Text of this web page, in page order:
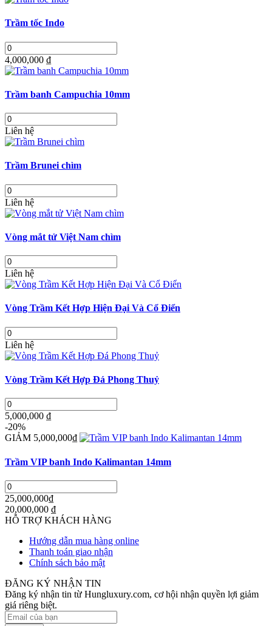
Trầm tốc Indo
4,000,000 ₫
Trầm banh Campuchia 10mm
Liên hệ
Trầm Brunei chìm
Liên hệ
Vòng mắt tử Việt Nam chìm
Liên hệ
Vòng Trầm Kết Hợp Hiện Đại Và Cổ Điển
Liên hệ
Vòng Trầm Kết Hợp Đá Phong Thuỷ
5,000,000 ₫
-20%
GIẢM 5,000,000₫
Trầm VIP banh Indo Kalimantan 14mm
25,000,000₫
20,000,000 ₫
HỖ TRỢ KHÁCH HÀNG
Hướng dẫn mua hàng online
Thanh toán giao nhận
Chính sách bảo mật
ĐĂNG KÝ NHẬN TIN
Đăng ký nhận tin từ Hungluxury.com, cơ hội nhận quyền lợi giảm
giá riêng biệt.